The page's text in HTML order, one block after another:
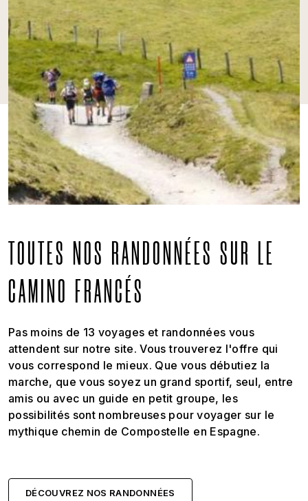
TOUTES NOS RANDONNÉES SUR LE
CAMINO FRANCÉS
Pas moins de 13 voyages et randonnées vous
attendent sur notre site. Vous trouverez l'offre qui
vous correspond le mieux. Que vous débutiez la
marche, que vous soyez un grand sportif, seul, entre
amis ou avec un guide en petit groupe, les
possibilités sont nombreuses pour voyager sur le
mythique chemin de Compostelle en Espagne.
DÉCOUVREZ NOS RANDONNÉES